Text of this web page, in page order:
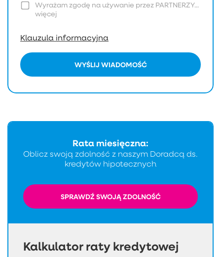
Wyrażam zgodę na używanie przez PARTNERZY...
więcej
Klauzula informacyjna
WYŚLIJ WIADOMOŚĆ
Kalkulator raty kredytowej
Rata miesięczna:
Oblicz swoją zdolność z naszym Doradcą ds.
kredytów hipotecznych
SPRAWDŹ SWOJĄ ZDOLNOŚĆ